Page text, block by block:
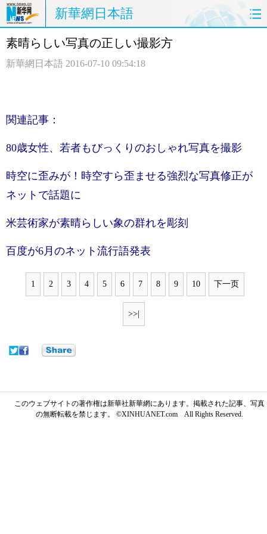
新華網日本語
ホームページ 政治
素晴らしい写真の正しい撮影方
新華網日本語 2016-07-10 09:54:18
関連記事：
80歳女性、若者もびっくりのおしゃれ写真を撮影
時空に歪みが！時空すら歪ませる強烈な写真修正が
ネットで話題に
米芸術家が素晴らしい象の群れを彫刻
百度が6月のネット流行語発表
1 2 3 4 5 6 7 8 9 10 下一页
>>|
このウェブサイトの著作権は新華社新華網にあります。掲載された記事、写真
の無断転載を禁じます。 ©XINHUANET.com All Rights Reserved.